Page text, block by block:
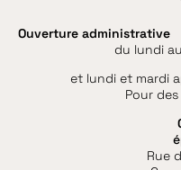
Ouverture administrative
du lundi
et lundi et mardi
Pour
Rue